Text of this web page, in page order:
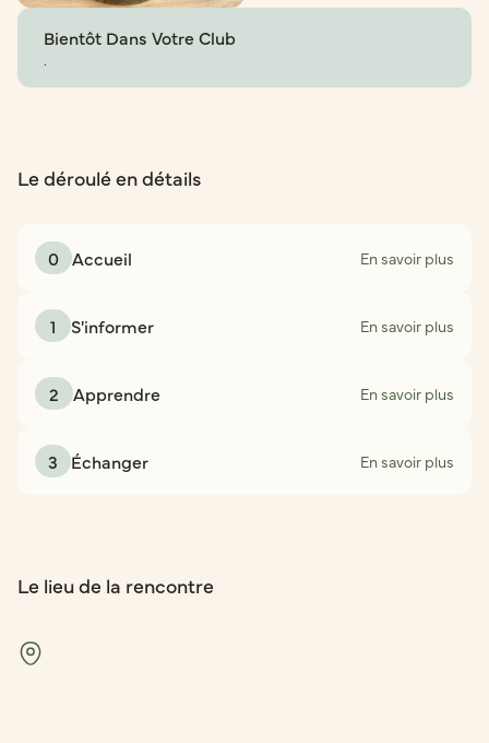
Bientôt Dans Votre Club
.
Le déroulé en détails
0 Accueil En savoir plus
1 S'informer En savoir plus
2 Apprendre En savoir plus
3 Échanger En savoir plus
Le lieu de la rencontre